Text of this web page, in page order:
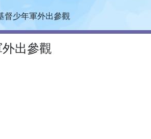
督少年軍外出參觀
出參觀